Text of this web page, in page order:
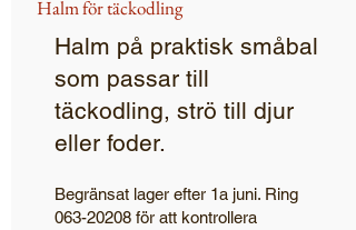
Halm för täckodling
Halm på praktisk småbal
som passar till
täckodling, strö till djur
eller foder.
Begränsat lager efter 1a juni. Ring
063-20208 för att kontrollera